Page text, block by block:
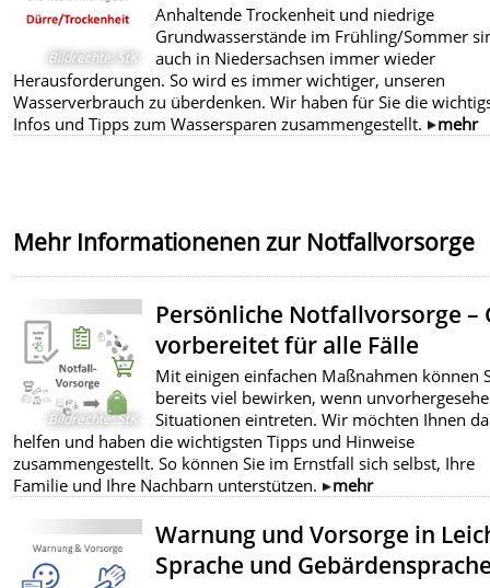
Bildrechte: StK
Anhaltende Trockenheit und niedrige
Grundwasserstände im Frühling/Sommer
auch in Niedersachsen immer wieder
Herausforderungen. So wird es immer wichtiger, unseren
Wasserverbrauch zu überdenken. Wir haben für Sie die
Infos und Tipps zum Wassersparen zusammengestellt.
mehr
Mehr Informationenen zur Notfallvorsorge
Bildrechte:StK
Persönliche Notfallvorsorge –
vorbereitet für alle Fälle
Mit einigen einfachen Maßnahmen können
bereits viel bewirken, wenn
Situationen eintreten. Wir möchten Ihnen
helfen und haben die wichtigsten Tipps und Hinweise
zusammengestellt. So können Sie im Ernstfall sich selbst, Ihre
Familie und Ihre Nachbarn unterstützen.
mehr
Warnung und Vorsorge in
Sprache und